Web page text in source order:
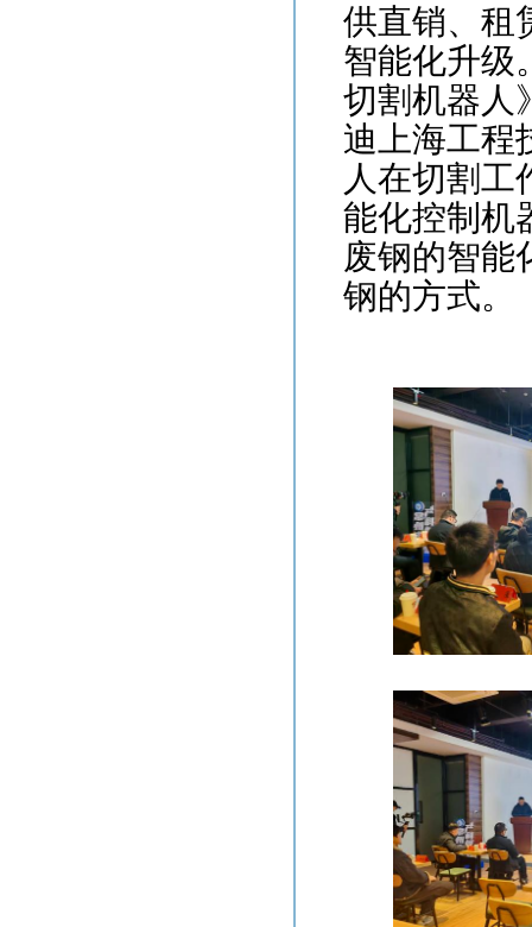
供直销、租
智能化升级
切割机器人
迪上海工程
人在切割工
能化控制机
废钢的智能
钢的方式。